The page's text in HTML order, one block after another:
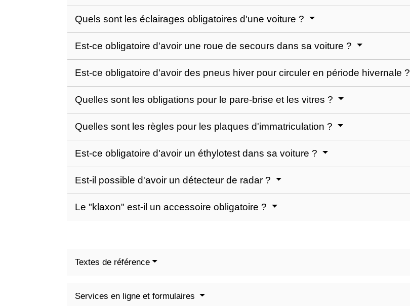
Quels sont les éclairages obligatoires d'une voiture ?
Est-ce obligatoire d'avoir une roue de secours dans sa voiture ?
Est-ce obligatoire d'avoir des pneus hiver pour circuler en période hivernale ?
Quelles sont les obligations pour le pare-brise et les vitres ?
Quelles sont les règles pour les plaques d'immatriculation ?
Est-ce obligatoire d'avoir un éthylotest dans sa voiture ?
Est-il possible d'avoir un détecteur de radar ?
Le "klaxon" est-il un accessoire obligatoire ?
Textes de référence
Services en ligne et formulaires